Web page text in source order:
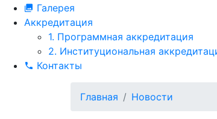
Галерея
Аккредитация
1. Программная аккредитация
2. Институциональная
Контакты
Главная Новости